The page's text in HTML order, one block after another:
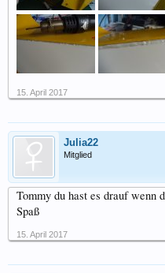
15. April 2017
Julia22
Mitglied
Tommy du hast es drauf
Spaß
15. April 2017